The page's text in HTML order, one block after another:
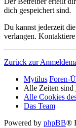
dich gespeichert sind.
Du kannst jederzeit
verlangen.
Zurück zur
Mytilus Foren-
Alle Zeiten sind
Alle Cookies
Das Team
Powered by phpBB®